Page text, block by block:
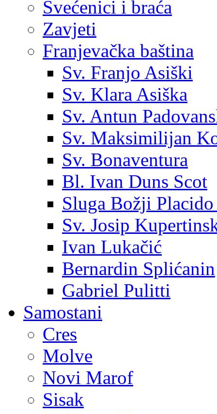
Svećenici i braća
Zavjeti
Franjevačka baština
Sv. Franjo Asiški
Sv. Klara Asiška
Sv. Antun
Sv. Maksimilijan
Sv. Bonaventura
Bl. Ivan Duns Scot
Sluga Božji Placido
Sv. Josip
Ivan Lukačić
Bernardin Splićanin
Gabriel Pulitti
Samostani
Cres
Molve
Novi Marof
Sisak